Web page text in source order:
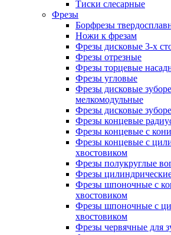
Тиски слесарные
Фрезы
Борфрезы
Ножи к фрезам
Фрезы дисковые 3-х
Фрезы отрезные
Фрезы торцевые
Фрезы угловые
Фрезы дисковые
мелкомодульные
Фрезы дисковые
Фрезы концевые
Фрезы концевые с
Фрезы концевые с
хвостовиком
Фрезы полукруглые
Фрезы
Фрезы шпоночные с
хвостовиком
Фрезы шпоночные с
хвостовиком
Фрезы червячные для